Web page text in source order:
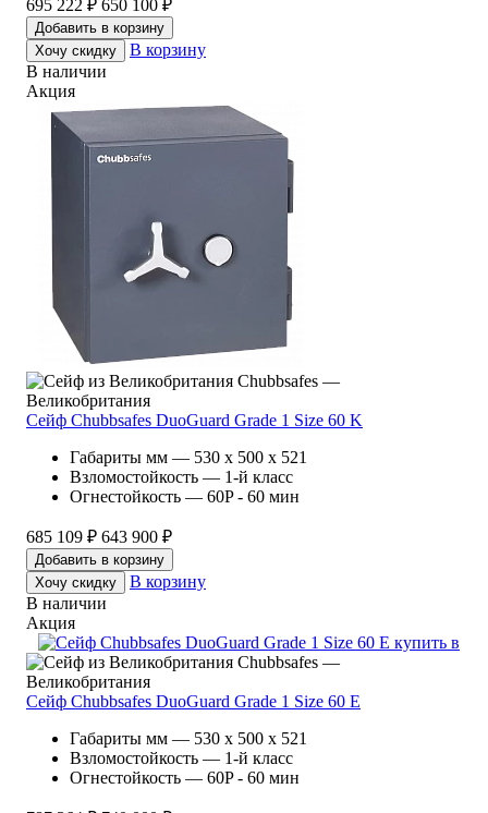
695 222 ₽ 650 100 ₽
Добавить в корзину
Хочу скидку
В корзину
В наличии
Акция
Chubbsafes —
Великобритания
Сейф Chubbsafes DuoGuard Grade 1 Size 60 K
Габариты мм — 530 x 500 x 521
Взломостойкость — 1-й класс
Огнестойкость — 60P - 60 мин
685 109 ₽ 643 900 ₽
Добавить в корзину
Хочу скидку
В корзину
В наличии
Акция
Chubbsafes —
Великобритания
Сейф Chubbsafes DuoGuard Grade 1 Size 60 E
Габариты мм — 530 x 500 x 521
Взломостойкость — 1-й класс
Огнестойкость — 60P - 60 мин